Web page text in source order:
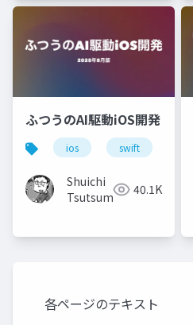
ふつうのAI駆動iOS開発
ios swift
Shuichi
Tsutsumi
40.1K
各ページのテキスト